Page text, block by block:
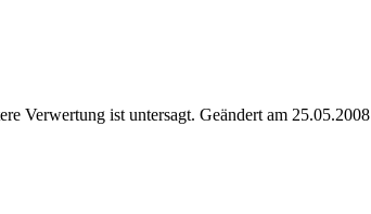
Verwertung ist untersagt. Geändert am 25.05.2008